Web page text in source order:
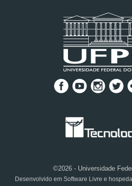
©2026 - Universidade
Desenvolvido em Software Livre e